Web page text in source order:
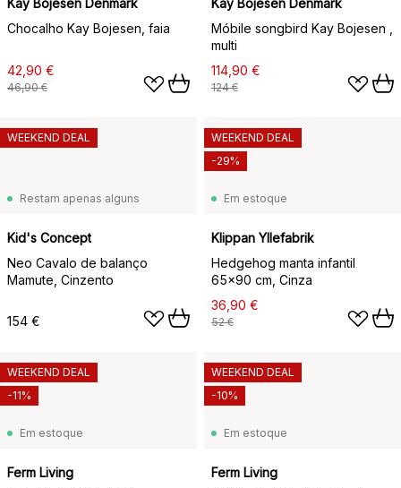
Chocalho Kay Bojesen, faia
42,90 €
46,90 €
Móbile songbird Kay Bojesen ,
multi
114,90 €
124 €
Restam apenas alguns
Kid's Concept
Neo Cavalo de balanço
Mamute, Cinzento
154 €
WEEKEND DEAL
Em estoque
Klippan Yllefabrik
Hedgehog manta infantil
65x90 cm, Cinza
36,90 €
52 €
WEEKEND DEAL
-29%
Em estoque
Ferm Living
WEEKEND DEAL
-11%
Em estoque
Ferm Living
WEEKEND DEAL
-10%